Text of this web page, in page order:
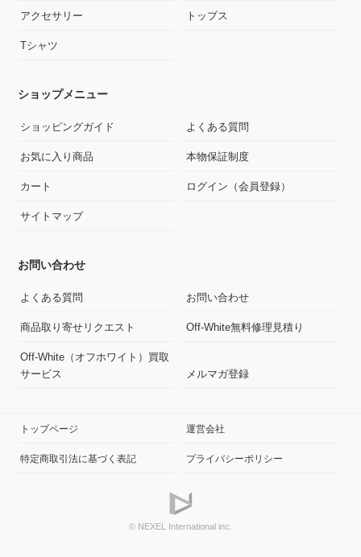
アクセサリー トップス
Tシャツ
ショップメニュー
ショッピングガイド よくある質問
お気に入り商品 本物保証制度
カート ログイン（会員登録）
サイトマップ
お問い合わせ
よくある質問 お問い合わせ
商品取り寄せリクエスト Off-White無料修理見積り
Off-White（オフホワイト）買取
サービス
メルマガ登録
トップページ 運営会社
特定商取引法に基づく表記 プライバシーポリシー
© NEXEL International inc.